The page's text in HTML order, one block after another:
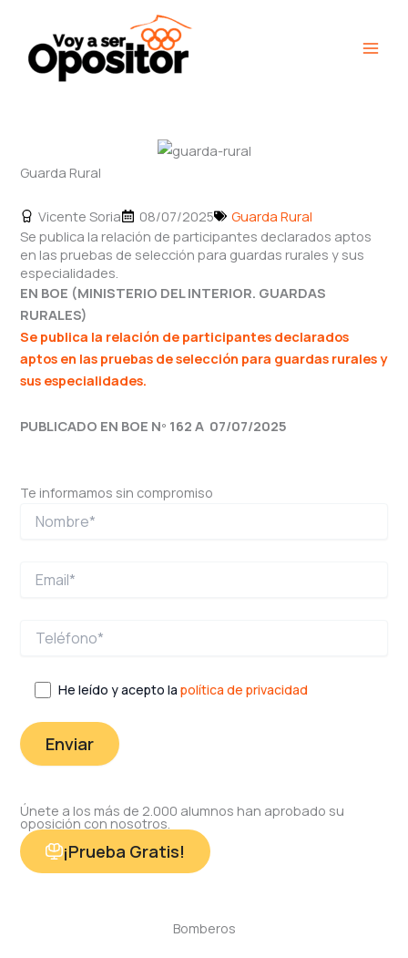
contenido
Guarda Rural
Vicente Soria 08/07/2025
Guarda Rural
Se publica la relación de participantes declarados aptos
en las pruebas de selección para guardas rurales y sus
especialidades.
EN BOE (MINISTERIO DEL INTERIOR. GUARDAS
RURALES)
Se publica la relación de participantes declarados
aptos en las pruebas de selección para guardas rurales y
sus especialidades.
PUBLICADO EN BOE Nº 162 A 07/07/2025
Te informamos sin compromiso
He leído y acepto lapolítica de privacidad
Únete a los más de 2.000 alumnos han aprobado su
oposición con nosotros.
¡Prueba Gratis!
Bomberos